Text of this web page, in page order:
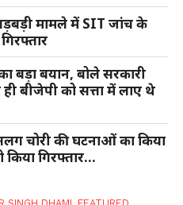
मामले में SIT जांच के
बड़ा बयान, बोले सरकारी
ही बीजेपी को सत्ता में लाए थे
चोरी की घटनाओं का किया
गिरफ्तार…